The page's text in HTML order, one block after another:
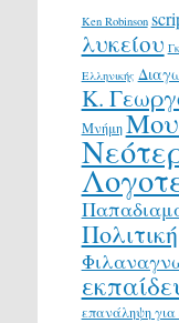
Ken Robinson
λυκείου
Ελληνικής
Κ.
Μνήμη
Πολιτική
επανάληψη για